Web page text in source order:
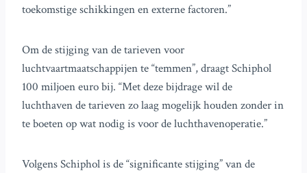
toekomstige schikkingen en externe factoren.”
Om de stijging van de tarieven voor
luchtvaartmaatschappijen te “temmen”, draagt Schiphol
100 miljoen euro bij. “Met deze bijdrage wil de
luchthaven de tarieven zo laag mogelijk houden zonder in
te boeten op wat nodig is voor de luchthavenoperatie.”
Volgens Schiphol is de “significante stijging” van de